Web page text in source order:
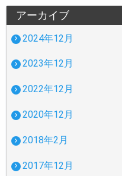
アーカイブ
2024年12月
2023年12月
2022年12月
2020年12月
2018年2月
2017年12月